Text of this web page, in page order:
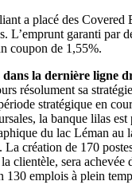
a placé des Covered
L’emprunt garanti par
coupon de 1,55%.
dans la dernière ligne
résolument sa
stratégique en
la banque lilas est
du lac Léman au
La création de 170
clientèle, sera achevée
130 emplois à plein